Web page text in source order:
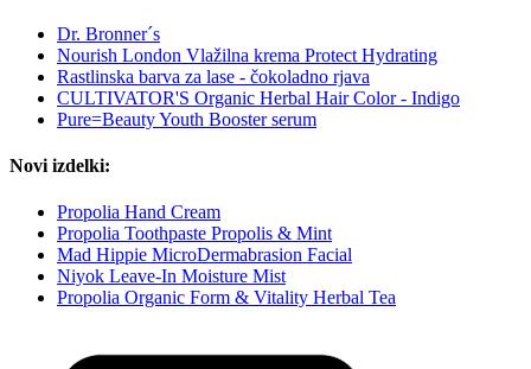
Dr. Bronner´s
Nourish London Vlažilna krema Protect Hydrating
Rastlinska barva za lase - čokoladno rjava
CULTIVATOR'S Organic Herbal Hair Color - Indigo
Pure=Beauty Youth Booster serum
Novi izdelki:
Propolia Hand Cream
Propolia Toothpaste Propolis & Mint
Mad Hippie MicroDermabrasion Facial
Niyok Leave-In Moisture Mist
Propolia Organic Form & Vitality Herbal Tea